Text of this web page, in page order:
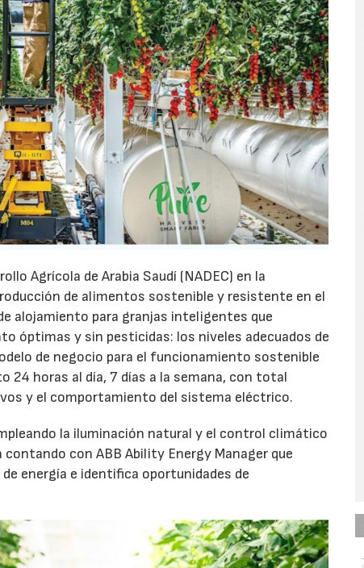
Agrícola de Arabia Saudí (NADEC) en la
de alimentos sostenible y resistente en el
alojamiento para granjas inteligentes que
óptimas y sin pesticidas: los niveles adecuados de
de negocio para el funcionamiento sostenible
horas al día, 7 días a la semana, con total
y el comportamiento del sistema eléctrico.
la iluminación natural y el control climático
con ABB Ability Energy Manager que
energía e identifica oportunidades de